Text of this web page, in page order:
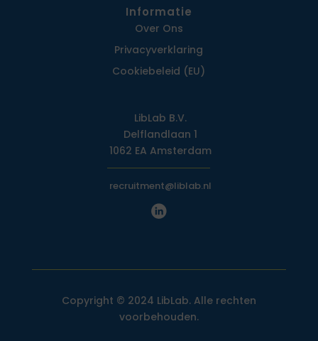
Informatie
Over Ons
Privacy­verklaring
Cookiebeleid (EU)
LibLab B.V.
Delflandlaan 1
1062 EA Amsterdam
recruitment@liblab.nl
Copyright © 2024 LibLab. Alle rechten
voorbehouden.